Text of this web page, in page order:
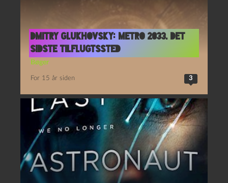
Dmitry Glukhovsky: Metro 2033. Det
sidste tilflugtssted
Bøger
For 15 år siden 3